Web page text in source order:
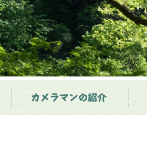
カメラマンの紹介